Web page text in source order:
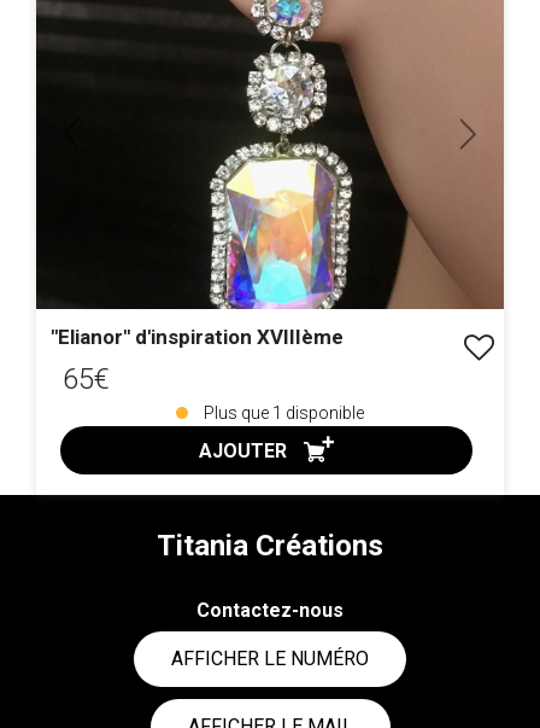
Next
"Elianor" d'inspiration XVIIIème
65€
Plus que 1 disponible
AJOUTER
ACHAT EXPRESS
Titania Créations
Contactez-nous
AFFICHER LE NUMÉRO